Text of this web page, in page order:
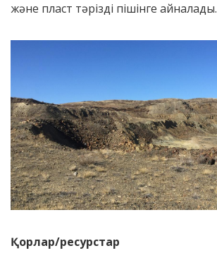
және пласт тәрізді пішінге айналады.
Қорлар/ресурстар